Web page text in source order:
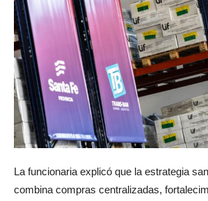
La funcionaria explicó que la estrategia
combina compras centralizadas,